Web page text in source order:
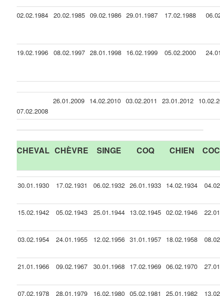
02.02.1984 20.02.1985 09.02.1986 29.01.1987 17.02.1988
19.02.1996 08.02.1997 28.01.1998 16.02.1999 05.02.2000
07.02.2008
26.01.2009 14.02.2010 03.02.2011 23.01.2012
CHEVAL CHÈVRE SINGE COQ CHIEN
30.01.1930 17.02.1931 06.02.1932 26.01.1933 14.02.1934
15.02.1942 05.02.1943 25.01.1944 13.02.1945 02.02.1946
03.02.1954 24.01.1955 12.02.1956 31.01.1957 18.02.1958
21.01.1966 09.02.1967 30.01.1968 17.02.1969 06.02.1970
07.02.1978 28.01.1979 16.02.1980 05.02.1981 25.01.1982